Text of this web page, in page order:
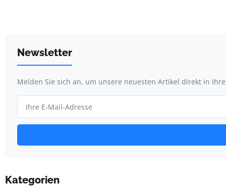
Newsletter
Melden Sie sich an, um unsere neuesten Artikel direkt in
Kategorien